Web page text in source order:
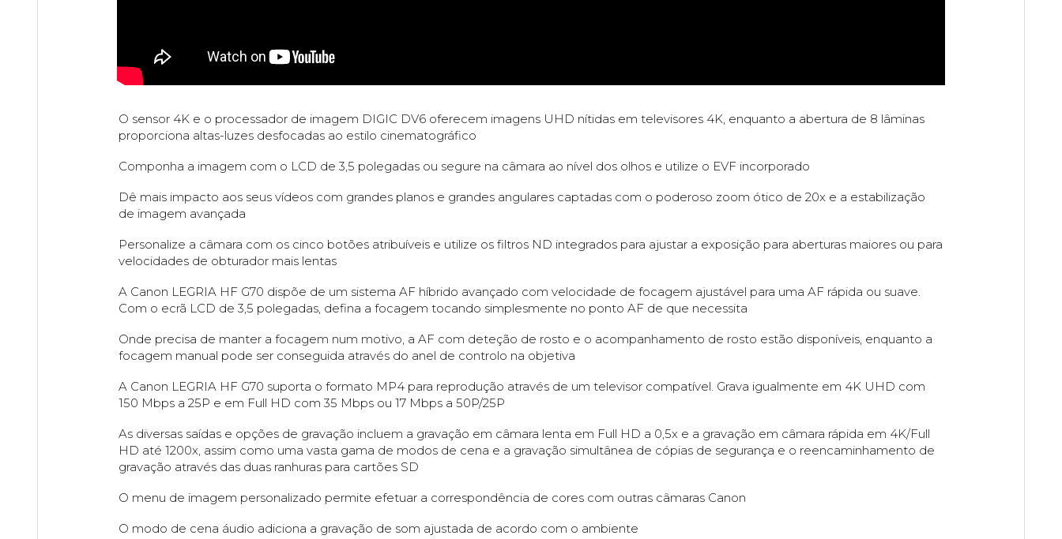
O sensor 4K e o processador de imagem DIGIC DV6 oferecem imagens UHD nítidas em televisores 4K, enquanto a abertura de 8 lâminas
proporciona altas-luzes desfocadas ao estilo cinematográfico
Componha a imagem com o LCD de 3,5 polegadas ou segure na câmara ao nível dos olhos e utilize o EVF incorporado
Dê mais impacto aos seus vídeos com grandes planos e grandes angulares captadas com o poderoso zoom ótico de 20x e a estabilização
de imagem avançada
Personalize a câmara com os cinco botões atribuíveis e utilize os filtros ND integrados para ajustar a exposição para aberturas maiores ou para
velocidades de obturador mais lentas
A Canon LEGRIA HF G70 dispõe de um sistema AF híbrido avançado com velocidade de focagem ajustável para uma AF rápida ou suave.
Com o ecrã LCD de 3,5 polegadas, defina a focagem tocando simplesmente no ponto AF de que necessita
Onde precisa de manter a focagem num motivo, a AF com deteção de rosto e o acompanhamento de rosto estão disponíveis, enquanto a
focagem manual pode ser conseguida através do anel de controlo na objetiva
A Canon LEGRIA HF G70 suporta o formato MP4 para reprodução através de um televisor compatível. Grava igualmente em 4K UHD com
150 Mbps a 25P e em Full HD com 35 Mbps ou 17 Mbps a 50P/25P
As diversas saídas e opções de gravação incluem a gravação em câmara lenta em Full HD a 0,5x e a gravação em câmara rápida em 4K/Full
HD até 1200x, assim como uma vasta gama de modos de cena e a gravação simultânea de cópias de segurança e o reencaminhamento de
gravação através das duas ranhuras para cartões SD
O menu de imagem personalizado permite efetuar a correspondência de cores com outras câmaras Canon
O modo de cena áudio adiciona a gravação de som ajustada de acordo com o ambiente